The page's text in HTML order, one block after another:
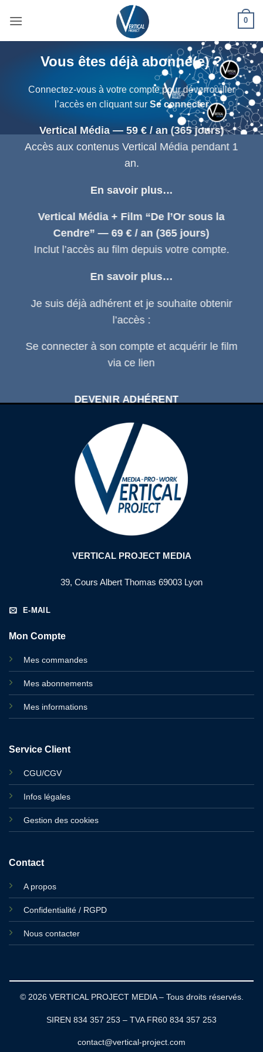
0
Vous êtes déjà abonné(e) ?
Connectez-vous à votre compte pour déverrouiller
l’accès en cliquant sur Se connecter
Vertical Média — 59 € / an (365 jours)
Accès aux contenus Vertical Média pendant 1
an.
En savoir plus…
Vertical Média + Film “De l’Or sous la
Cendre” — 69 € / an (365 jours)
Inclut l’accès au film depuis votre compte.
En savoir plus…
Je suis déjà adhérent et je souhaite obtenir
l’accès :
Se connecterà son compte et acquérir le film
via ce lien
DEVENIR ADHÉRENT
SE CONNECTER À SON COMPTE
D'ADHÉRENT
VERTICAL PROJECT MEDIA
39, Cours Albert Thomas 69003 Lyon
E-MAIL
Mon Compte
Mes commandes
Mes abonnements
Mes informations
Service Client
CGU/CGV
Infos légales
Gestion des cookies
Contact
A propos
Confidentialité / RGPD
Nous contacter
© 2026 VERTICAL PROJECT MEDIA – Tous droits réservés.
SIREN 834 357 253 – TVA FR60 834 357 253
contact@vertical-project.com